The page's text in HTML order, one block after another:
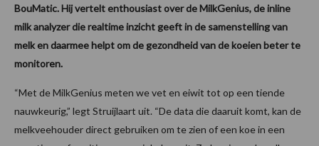
BouMatic. Hij vertelt enthousiast over de MilkGenius, de inline
milk analyzer die realtime inzicht geeft in de samenstelling van
melk en daarmee helpt om de gezondheid van de koeien beter te
monitoren.
“Met de MilkGenius meten we vet en eiwit tot op een tiende
nauwkeurig,” legt Struijlaart uit. “De data die daaruit komt, kan de
melkveehouder direct gebruiken om te zien of een koe in een